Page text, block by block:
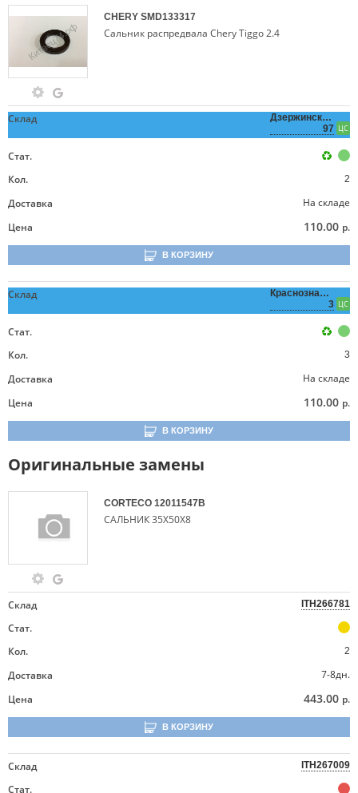
CHERY SMD133317
Сальник распредвала Chery Tiggo 2.4
Склад
Дзержинского,
97 ЦС
Стат.
Кол.
2
Доставка
На складе
Цена
110.00 р.
В КОРЗИНУ
Склад
Краснознаменная,
3 ЦС
Стат.
Кол.
3
Доставка
На складе
Цена
110.00 р.
В КОРЗИНУ
Оригинальные замены
CORTECO 12011547B
САЛЬНИК 35Х50Х8
Склад ITH266781
Стат.
Кол.
2
Доставка
7-8дн.
Цена
443.00 р.
В КОРЗИНУ
Склад ITH267009
Стат.